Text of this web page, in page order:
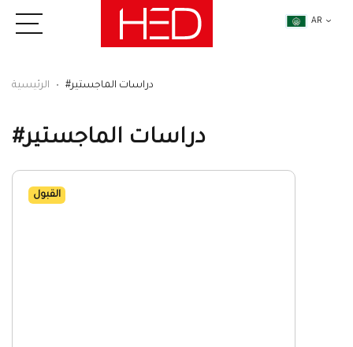
AR
الرئيسية #دراسات الماجستير
#دراسات الماجستير
القبول